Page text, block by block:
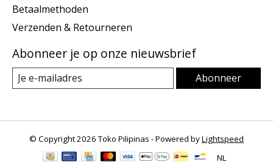
Betaalmethoden
Verzenden & Retourneren
Abonneer je op onze nieuwsbrief
Abonneer
© Copyright 2026 Toko Pilipinas - Powered byLightspeed
NL